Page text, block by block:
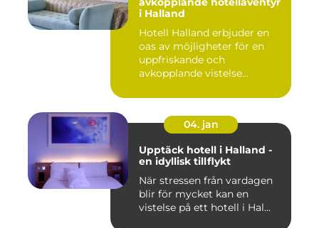
i Halland
Hotell Halland erbjuder en
oas av möjligheter för en
uppfriskande och
avkopplande vistelse...
04. jan
Upptäck hotell i Halland -
en idyllisk tillflykt
När stressen från vardagen
blir för mycket kan en
vistelse på ett hotell i Hal...